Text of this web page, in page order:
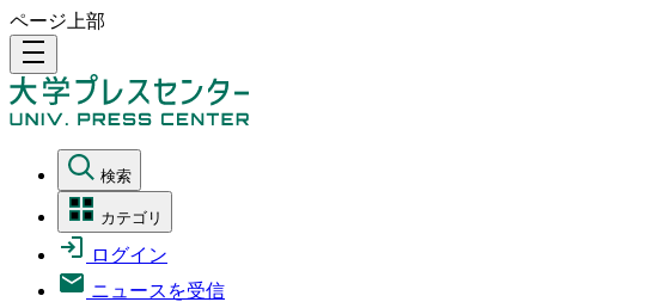
ページ上部
density_medium
検索
カテゴリ
ログイン
ニュースを受信